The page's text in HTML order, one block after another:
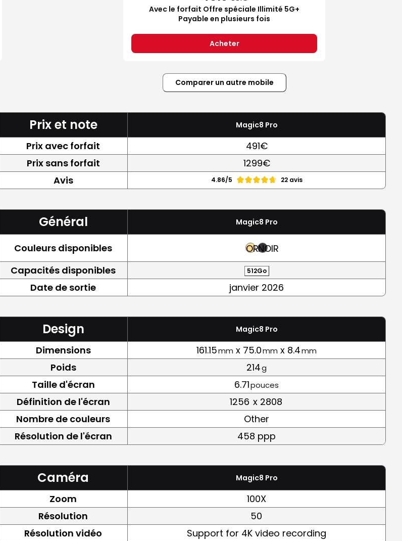
Avec le forfait Offre spéciale Illimité 5G+
Payable en plusieurs fois
Acheter
Comparer un autre mobile
Prix et note Magic8 Pro
Prix avec forfait
491€
Prix sans forfait 1299€
Avis 4.86/5 22 avis
Général Magic8 Pro
Couleurs disponibles ORNOIR
Capacités disponibles 512Go
Date de sortie janvier 2026
Design Magic8 Pro
Dimensions 161.15mm x 75.0mm x 8.4mm
Poids 214g
Taille d'écran 6.71pouces
Définition de l'écran 1256 x 2808
Nombre de couleurs
Other
Résolution de l'écran 458 ppp
Caméra Magic8 Pro
Zoom
100X
Résolution
50
Résolution vidéo
Support for 4K video recording